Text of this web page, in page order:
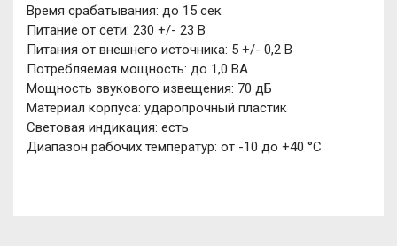
Время срабатывания: до 15 сек
Питание от сети: 230 +/- 23 В
Питания от внешнего источника: 5 +/- 0,2 В
Потребляемая мощность: до 1,0 ВА
Мощность звукового извещения: 70 дБ
Материал корпуса: ударопрочный пластик
Световая индикация: есть
Диапазон рабочих температур: от -10 до +40 °С